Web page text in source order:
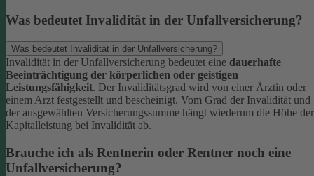
Was bedeutet Invalidität in der Unfallversicherung?
Was bedeutet Invalidität in der Unfallversicherung?
Invalidität in der Unfallversicherung bedeutet eine dauerhafte
Beeinträchtigung der körperlichen oder geistigen
Leistungsfähigkeit. Der Invaliditätsgrad wird von einer Ärztin oder
einem Arzt festgestellt und bescheinigt. Vom Grad der Invalidität und
der ausgewählten Versicherungssumme hängt wiederum die Höhe der
Kapitalleistung bei Invalidität ab.
Brauche ich als Rentnerin oder Rentner noch eine
Unfallversicherung?